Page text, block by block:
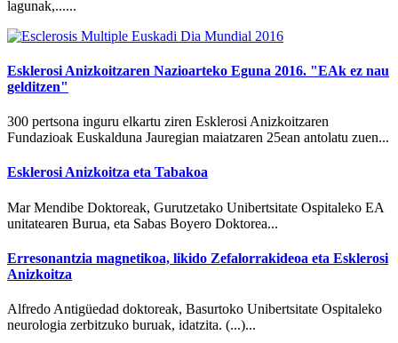
lagunak,......
Esklerosi Anizkoitzaren Nazioarteko Eguna 2016. "EAk ez nau
gelditzen"
300 pertsona inguru elkartu ziren Esklerosi Anizkoitzaren
Fundazioak Euskalduna Jauregian maiatzaren 25ean antolatu zuen...
Esklerosi Anizkoitza eta Tabakoa
Mar Mendibe Doktoreak, Gurutzetako Unibertsitate Ospitaleko EA
unitatearen Burua, eta Sabas Boyero Doktorea...
Erresonantzia magnetikoa, likido Zefalorrakideoa eta Esklerosi
Anizkoitza
Alfredo Antigüedad doktoreak, Basurtoko Unibertsitate Ospitaleko
neurologia zerbitzuko buruak, idatzita. (...)...